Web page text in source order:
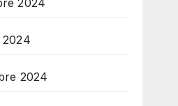
2024
2024